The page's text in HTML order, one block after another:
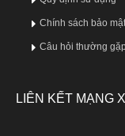
Thuốc
Chính sách bảo mật
Câu hỏi thường
LIÊN KẾT MẠNG